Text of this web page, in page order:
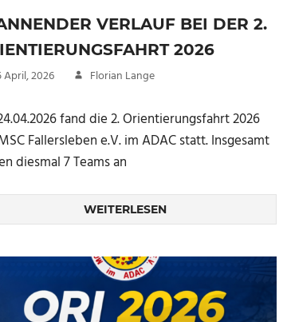
VERLAUF BEI DER 2.
2026
April, 2026 Florian Lange
fand die 2. Orientierungsfahrt 2026
Fallersleben e.V. im ADAC statt. Insgesamt
diesmal 7 Teams an
WEITERLESEN